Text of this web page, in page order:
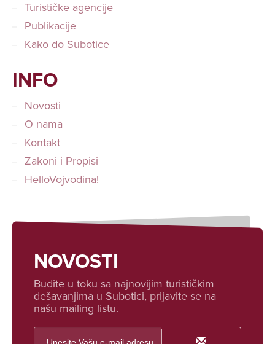
Turističke agencije
Publikacije
Kako do Subotice
INFO
Novosti
O nama
Kontakt
Zakoni i Propisi
HelloVojvodina!
NOVOSTI
Budite u toku sa najnovijim turističkim
dešavanjima u Subotici, prijavite se na
našu mailing listu.